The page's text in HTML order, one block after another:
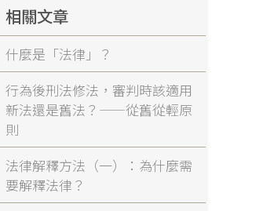
相關文章
什麼是「法律」？
行為後刑法修法，審判時該適用
新法還是舊法？——從舊從輕原
則
法律解釋方法（一）：為什麼需
要解釋法律？